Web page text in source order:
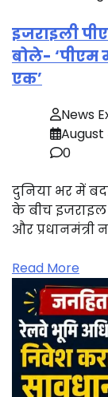
इजराइली
बोले- ‘पीएम
एक’
News
August
0
दुनिया भर में
के बीच इजराइल
और प्रधानमंत्री
Read More